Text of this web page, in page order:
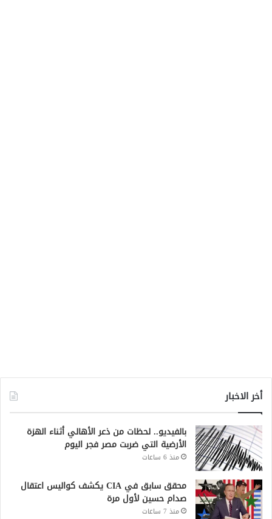
أخر الاخبار
بالفيديو.. لحظات من ذعر الأهالي أثناء الهزة
الأرضية التي ضربت مصر فجر اليوم
منذ 6 ساعات
محقق سابق في CIA يكشف كواليس اعتقال
صدام حسين لأول مرة
منذ 7 ساعات